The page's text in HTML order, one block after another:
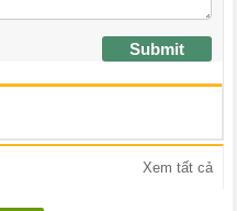
Submit
Xem tất cả